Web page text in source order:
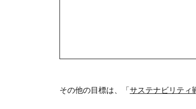
その他の目標は、「サステナビリティ